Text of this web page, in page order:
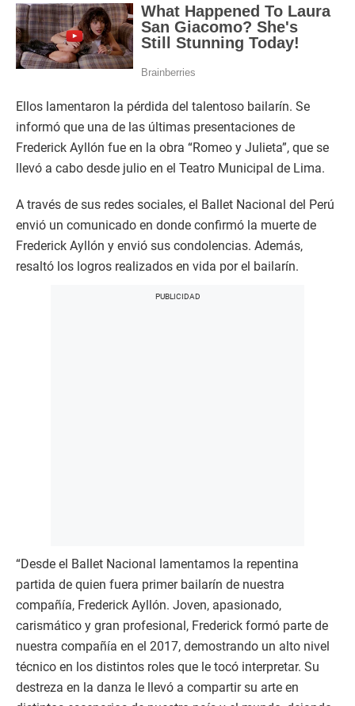
Ellos lamentaron la pérdida del talentoso bailarín. Se
informó que una de las últimas presentaciones de
Frederick Ayllón fue en la obra “Romeo y Julieta”, que se
llevó a cabo desde julio en el Teatro Municipal de Lima.
A través de sus redes sociales, el Ballet Nacional del Perú
envió un comunicado en donde confirmó la muerte de
Frederick Ayllón y envió sus condolencias. Además,
resaltó los logros realizados en vida por el bailarín.
“Desde el Ballet Nacional lamentamos la repentina
partida de quien fuera primer bailarín de nuestra
compañía, Frederick Ayllón. Joven, apasionado,
carismático y gran profesional, Frederick formó parte de
nuestra compañía en el 2017, demostrando un alto nivel
técnico en los distintos roles que le tocó interpretar. Su
destreza en la danza le llevó a compartir su arte en